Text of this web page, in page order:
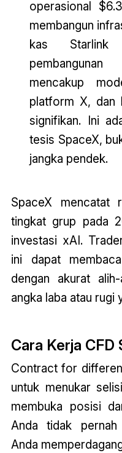
operasional
membangun
kas
mencakup
platform X, dan
signifikan. Ini
tesis SpaceX,
jangka pendek.
SpaceX
tingkat grup pada
investasi xAI.
ini dapat
dengan akurat
angka laba atau rugi
Cara Kerja CFD
Contract for
untuk menukar
membuka posisi
Anda tidak
Anda